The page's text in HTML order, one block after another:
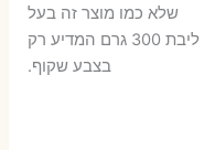
שלא כמו מוצר זה בעל
ליבת 300 גרם המדיע רק
בצבע שקוף.